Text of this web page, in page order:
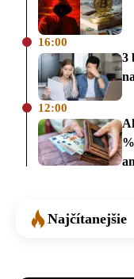
16:00
3
12:00
Najčítanejšie